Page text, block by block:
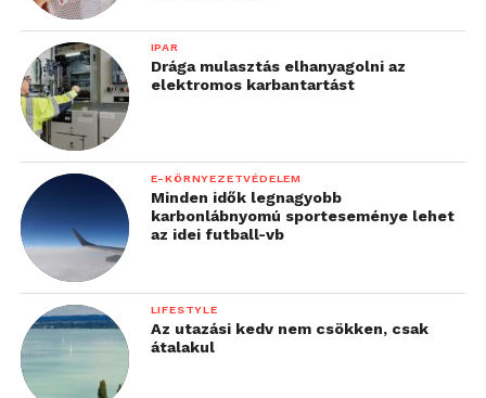
Forrás:ORIGO
IPAR
Drága mulasztás elhanyagolni az
elektromos karbantartást
E-KÖRNYEZETVÉDELEM
Minden idők legnagyobb
karbonlábnyomú sporteseménye lehet
az idei futball-vb
LIFESTYLE
Az utazási kedv nem csökken, csak
átalakul